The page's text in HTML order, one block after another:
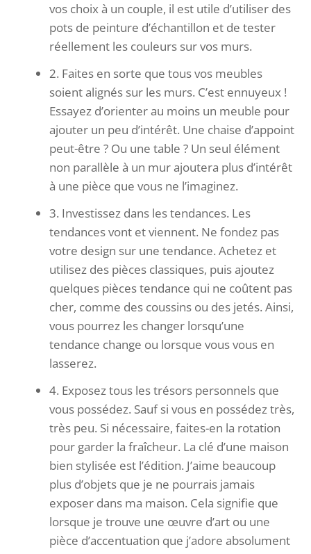
vos choix à un couple, il est utile d’utiliser des
pots de peinture d’échantillon et de tester
réellement les couleurs sur vos murs.
2. Faites en sorte que tous vos meubles
soient alignés sur les murs. C’est ennuyeux !
Essayez d’orienter au moins un meuble pour
ajouter un peu d’intérêt. Une chaise d’appoint
peut-être ? Ou une table ? Un seul élément
non parallèle à un mur ajoutera plus d’intérêt
à une pièce que vous ne l’imaginez.
3. Investissez dans les tendances. Les
tendances vont et viennent. Ne fondez pas
votre design sur une tendance. Achetez et
utilisez des pièces classiques, puis ajoutez
quelques pièces tendance qui ne coûtent pas
cher, comme des coussins ou des jetés. Ainsi,
vous pourrez les changer lorsqu’une
tendance change ou lorsque vous vous en
lasserez.
4. Exposez tous les trésors personnels que
vous possédez. Sauf si vous en possédez très,
très peu. Si nécessaire, faites-en la rotation
pour garder la fraîcheur. La clé d’une maison
bien stylisée est l’édition. J’aime beaucoup
plus d’objets que je ne pourrais jamais
exposer dans ma maison. Cela signifie que
lorsque je trouve une œuvre d’art ou une
pièce d’accentuation que j’adore absolument